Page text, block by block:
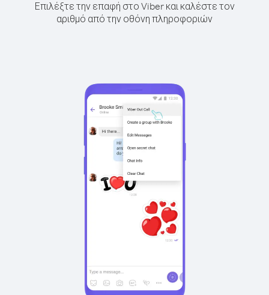
Επιλέξτε την επαφή στο Viber και καλέστε τον
αριθμό από την οθόνη πληροφοριών